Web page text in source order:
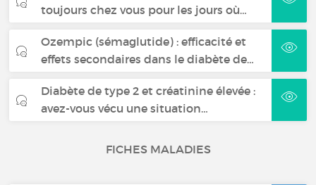
toujours chez vous pour les jours où…
Ozempic (sémaglutide) : efficacité et
effets secondaires dans le diabète de…
Diabète de type 2 et créatinine élevée :
avez-vous vécu une situation…
FICHES MALADIES